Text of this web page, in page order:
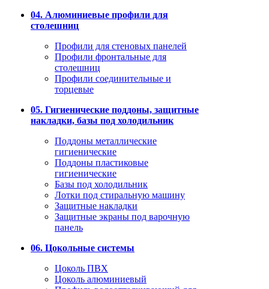
04. Алюминиевые профили для
столешниц
Профили для стеновых панелей
Профили фронтальные для
столешниц
Профили соединительные и
торцевые
05. Гигиенические поддоны, защитные
накладки, базы под холодильник
Поддоны металлические
гигиенические
Поддоны пластиковые
гигиенические
Базы под холодильник
Лотки под стиральную машину
Защитные накладки
Защитные экраны под варочную
панель
06. Цокольные системы
Цоколь ПВХ
Цоколь алюминиевый